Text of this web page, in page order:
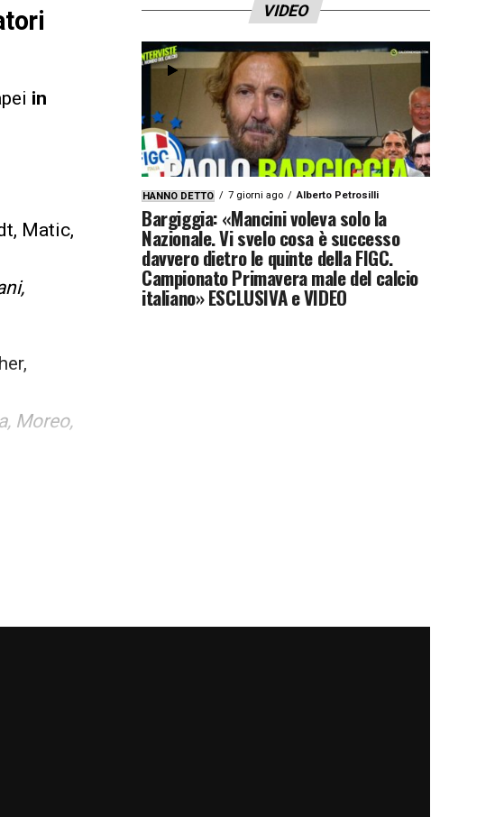
in
Matic,
Moreo,
VIDEO
HANNO DETTO 7 giorni ago Alberto Petrosilli
Bargiggia: «Mancini voleva solo la
Nazionale. Vi svelo cosa è successo
davvero dietro le quinte della FIGC.
Campionato Primavera male del calcio
italiano» ESCLUSIVA e VIDEO